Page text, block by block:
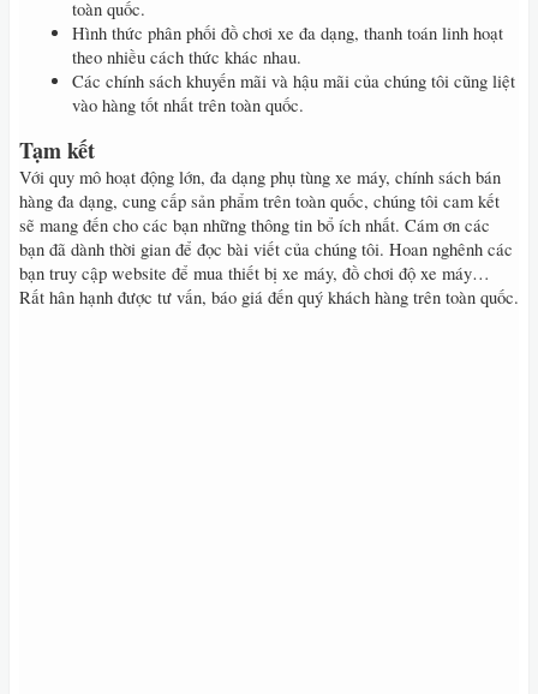
toàn quốc.
Hình thức phân phối đồ chơi xe đa dạng, thanh toán linh hoạt
theo nhiều cách thức khác nhau.
Các chính sách khuyến mãi và hậu mãi của chúng tôi cũng liệt
vào hàng tốt nhất trên toàn quốc.
Tạm kết
Với quy mô hoạt động lớn, đa dạng phụ tùng xe máy, chính sách bán
hàng đa dạng, cung cấp sản phẩm trên toàn quốc, chúng tôi cam kết
sẽ mang đến cho các bạn những thông tin bổ ích nhất. Cám ơn các
bạn đã dành thời gian để đọc bài viết của chúng tôi. Hoan nghênh các
bạn truy cập website để mua thiết bị xe máy, đồ chơi độ xe máy…
Rất hân hạnh được tư vấn, báo giá đến quý khách hàng trên toàn quốc.